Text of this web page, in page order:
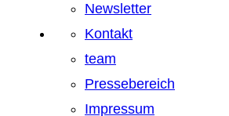
Newsletter
Kontakt
team
Pressebereich
Impressum